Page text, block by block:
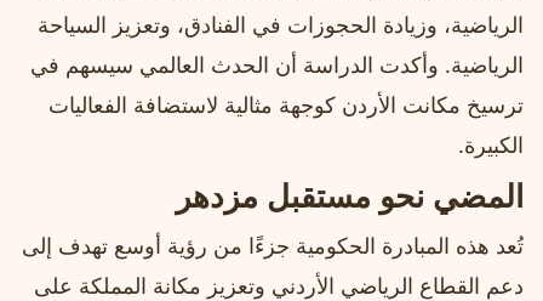
الرياضية، وزيادة الحجوزات في الفنادق، وتعزيز السياحة
الرياضية. وأكدت الدراسة أن الحدث العالمي سيسهم في
ترسيخ مكانت الأردن كوجهة مثالية لاستضافة الفعاليات
الكبيرة.
المضي نحو مستقبل مزدهر
تُعد هذه المبادرة الحكومية جزءًا من رؤية أوسع تهدف إلى
دعم القطاع الرياضي الأردني وتعزيز مكانة المملكة على